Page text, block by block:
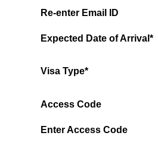
Re-enter Email ID
Expected Date of Arrival*
Visa Type*
Access Code
Enter Access Code